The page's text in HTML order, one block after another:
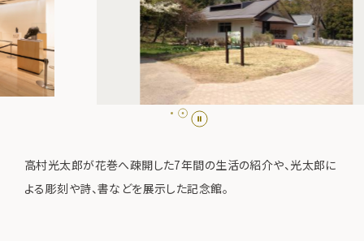
高村光太郎が花巻へ疎開した7年間の生活の紹介や、光太郎に
よる彫刻や詩、書などを展示した記念館。